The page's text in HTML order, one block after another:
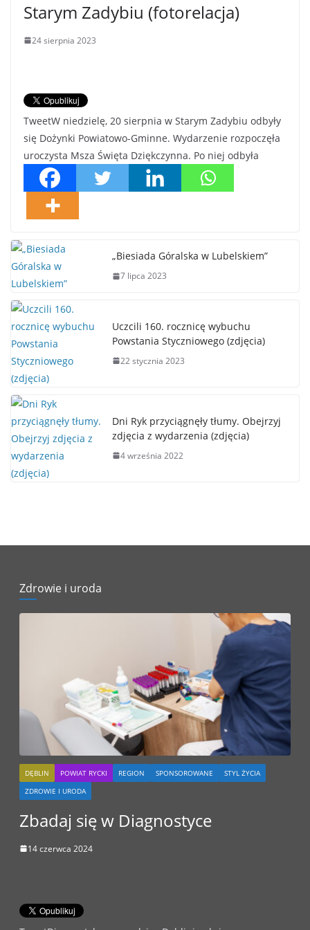
Starym Zadybiu (fotorelacja)
24 sierpnia 2023
TweetW niedzielę, 20 sierpnia w Starym Zadybiu odbyły
się Dożynki Powiatowo-Gminne. Wydarzenie rozpoczęła
uroczysta Msza Święta Dziękczynna. Po niej odbyła
„Biesiada Góralska w Lubelskiem”
7 lipca 2023
Uczcili 160. rocznicę wybuchu
Powstania Styczniowego (zdjęcia)
22 stycznia 2023
Dni Ryk przyciągnęły tłumy. Obejrzyj
zdjęcia z wydarzenia (zdjęcia)
4 września 2022
Zdrowie i uroda
DĘBLIN POWIAT RYCKI REGION SPONSOROWANE
STYL ŻYCIA
ZDROWIE I URODA
Zbadaj się w Diagnostyce
14 czerwca 2024